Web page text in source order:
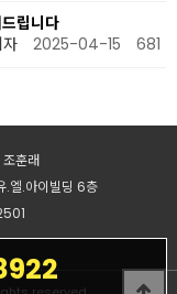
립니다
자
2025-04-15 681
훈래
.엘.아이빌딩 6층